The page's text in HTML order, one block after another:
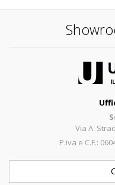
Via A.
P.iva e C.F.: